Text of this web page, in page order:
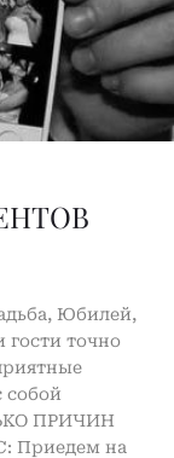
Юбилей,
точно
собой
ПРИЧИН
Приедем на